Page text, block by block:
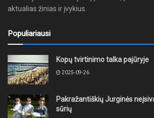
aktualias žinias ir įvykius.
Populiariausi
Kopų tvirtinimo talka pajūryje
2025-09-26
Pakražantiškių Jurginės
sūrių